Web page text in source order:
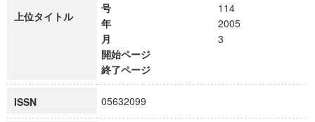
上位タイトル
号
114
年
2005
月
3
開始ページ
終了ページ
ISSN 05632099